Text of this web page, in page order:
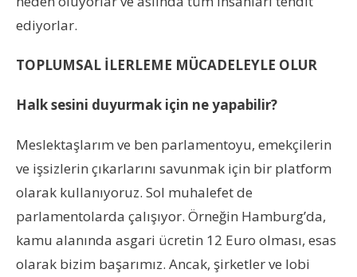
ediyorlar.
TOPLUMSAL İLERLEME MÜCADELEYLE OLUR
Halk sesini duyurmak için ne yapabilir?
Meslektaşlarım ve ben parlamentoyu, emekçilerin
ve işsizlerin çıkarlarını savunmak için bir platform
olarak kullanıyoruz. Sol muhalefet de
parlamentolarda çalışıyor. Örneğin Hamburg’da,
kamu alanında asgari ücretin 12 Euro olması, esas
olarak bizim başarımız. Ancak, şirketler ve lobi